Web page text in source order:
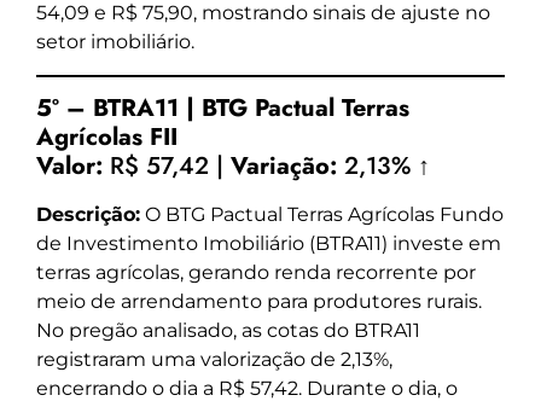
54,09 e R$ 75,90, mostrando sinais de ajuste no
setor imobiliário.
5º – BTRA11 | BTG Pactual Terras
Agrícolas FII
Valor: R$ 57,42 | Variação: 2,13% ↑
Descrição: O BTG Pactual Terras Agrícolas Fundo
de Investimento Imobiliário (BTRA11) investe em
terras agrícolas, gerando renda recorrente por
meio de arrendamento para produtores rurais.
No pregão analisado, as cotas do BTRA11
registraram uma valorização de 2,13%,
encerrando o dia a R$ 57,42. Durante o dia, o